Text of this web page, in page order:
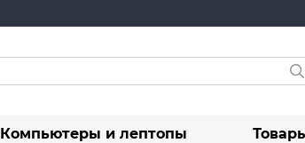
Компьютеры и лептопы